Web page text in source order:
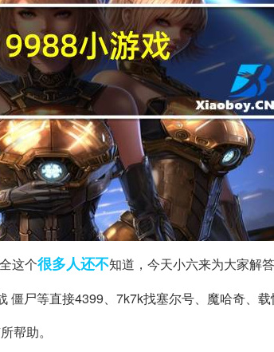
这个很多人还不知道，今天小六来为大家解
僵尸等直接4399、7k7k找塞尔号、魔哈奇、载
帮助。